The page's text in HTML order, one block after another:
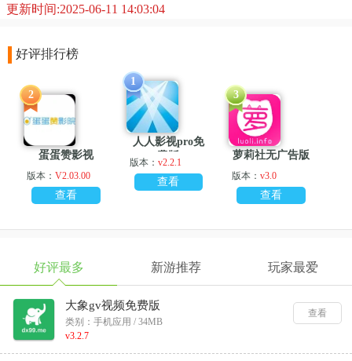
更新时间:2025-06-11 14:03:04
好评排行榜
蛋蛋赞影视
版本： V2.03.00
查看
2
人人影视pro免
费版
版本： v2.2.1
查看
1
萝莉社无广告版
版本：v3.0
查看
3
好评最多 新游推荐 玩家最爱
大象gv视频免费版
类别：手机应用 / 34MB
v3.2.7
查看